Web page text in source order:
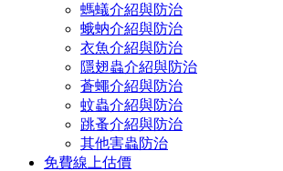
螞蟻介紹與防治
蛾蚋介紹與防治
衣魚介紹與防治
隱翅蟲介紹與防治
蒼蠅介紹與防治
蚊蟲介紹與防治
跳蚤介紹與防治
其他害蟲防治
免費線上估價